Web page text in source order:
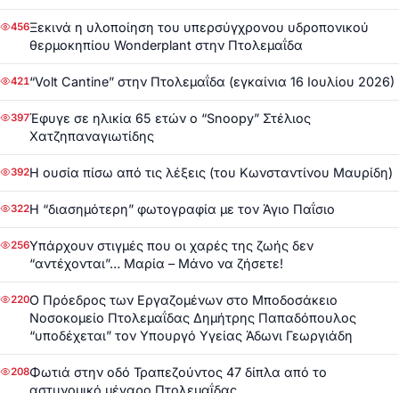
456Ξεκινά η υλοποίηση του υπερσύγχρονου υδροπονικού
θερμοκηπίου Wonderplant στην Πτολεμαΐδα
421“Volt Cantine” στην Πτολεμαΐδα (εγκαίνια 16 Ιουλίου 2026)
397Έφυγε σε ηλικία 65 ετών ο “Snoopy” Στέλιος
Χατζηπαναγιωτίδης
392Η ουσία πίσω από τις λέξεις (του Κωνσταντίνου Μαυρίδη)
322Η “διασημότερη” φωτογραφία με τον Άγιο Παΐσιο
256Υπάρχουν στιγμές που οι χαρές της ζωής δεν
“αντέχονται”… Μαρία – Μάνο να ζήσετε!
220Ο Πρόεδρος των Εργαζομένων στο Μποδοσάκειο
Νοσοκομείο Πτολεμαΐδας Δημήτρης Παπαδόπουλος
“υποδέχεται” τον Υπουργό Υγείας Άδωνι Γεωργιάδη
208Φωτιά στην οδό Τραπεζούντος 47 δίπλα από το
αστυνομικό μέγαρο Πτολεμαΐδας